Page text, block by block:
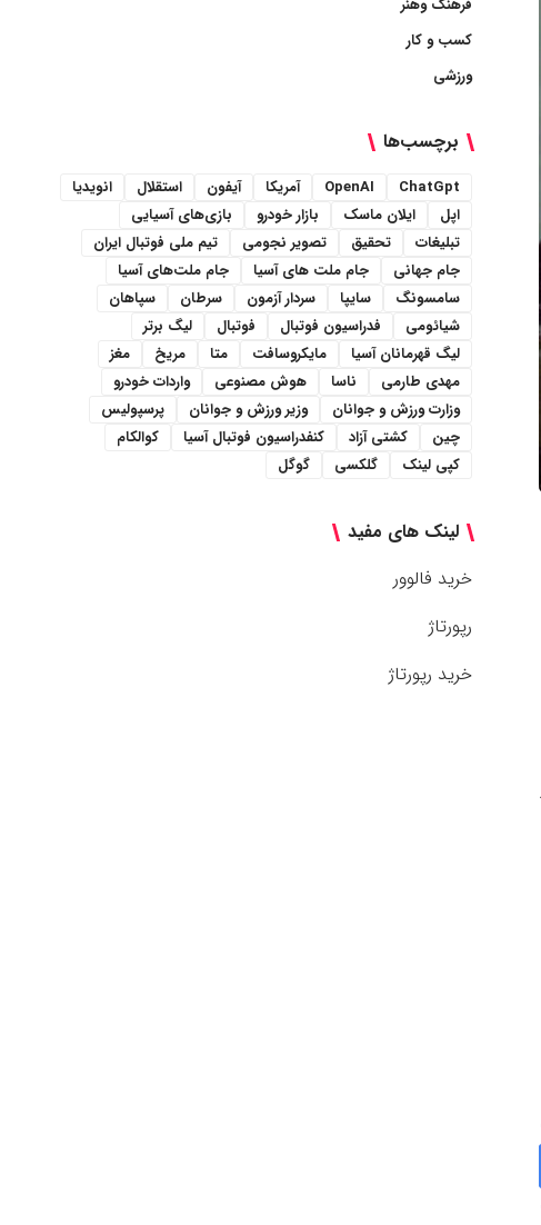
فرهنگ وهنر
کسب و کار
ورزشی
برچسب‌ها
ChatGpt
OpenAI آمریکا آیفون استقلال
انویدیا
اپل
ایلان ماسک بازار خودرو
بازی‌های آسیایی
تبلیغات
تحقیق تصویر نجومی
تیم ملی فوتبال ایران
جام جهانی
جام ملت های آسیا
جام ملت‌های آسیا
سامسونگ
سایپا سردار آزمون سرطان
سپاهان
شیائومی
فدراسیون فوتبال فوتبال
لیگ برتر
لیگ قهرمانان آسیا
مایکروسافت متا مریخ
مغز
مهدی طارمی
ناسا هوش مصنوعی
واردات خودرو
وزارت ورزش و جوانان
وزیر ورزش و جوانان
پرسپولیس
چین
کشتی آزاد کنفدراسیون فوتبال آسیا
کوالکام
کپی لینک
گلکسی گوگل
لینک های مفید
خرید فالوور
رپورتاژ
خرید رپورتاژ